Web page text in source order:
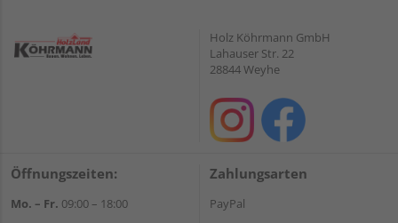
Holz Köhrmann GmbH
Lahauser Str. 22
28844 Weyhe
Öffnungszeiten:
Mo. – Fr. 09:00 – 18:00
Zahlungsarten
PayPal